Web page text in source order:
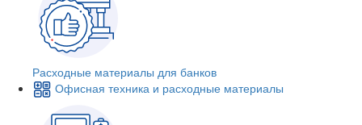
Расходные материалы для банков
Офисная техника и расходные материалы